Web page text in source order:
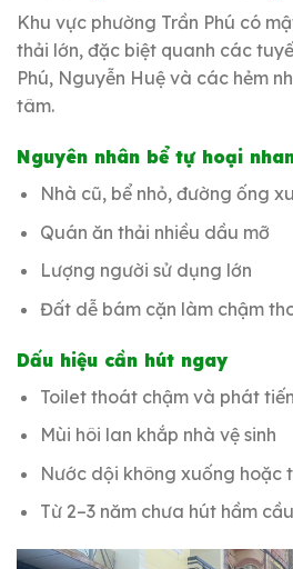
Khu vực phường Trần Phú có
thải lớn, đặc biệt quanh các
Phú, Nguyễn Huệ và các hẻm
tâm.
Nguyên nhân bể tự hoại
Nhà cũ, bể nhỏ, đường ống
Quán ăn thải nhiều dầu mỡ
Lượng người sử dụng lớn
Đất dễ bám cặn làm chậm
Dấu hiệu cần hút ngay
Toilet thoát chậm và phát
Mùi hôi lan khắp nhà vệ sinh
Nước dội không xuống hoặc
Từ 2–3 năm chưa hút hầm cầu